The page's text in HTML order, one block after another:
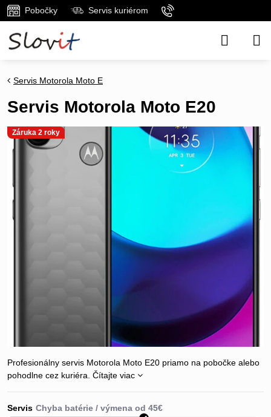
Pobočky Servis kuriérom
Záruka 2 roky
Servis Motorola Moto E
Servis Motorola Moto E20
Profesionálny servis Motorola Moto E20 priamo na pobočke alebo
pohodlne cez kuriéra. Čítajte viac
Servis